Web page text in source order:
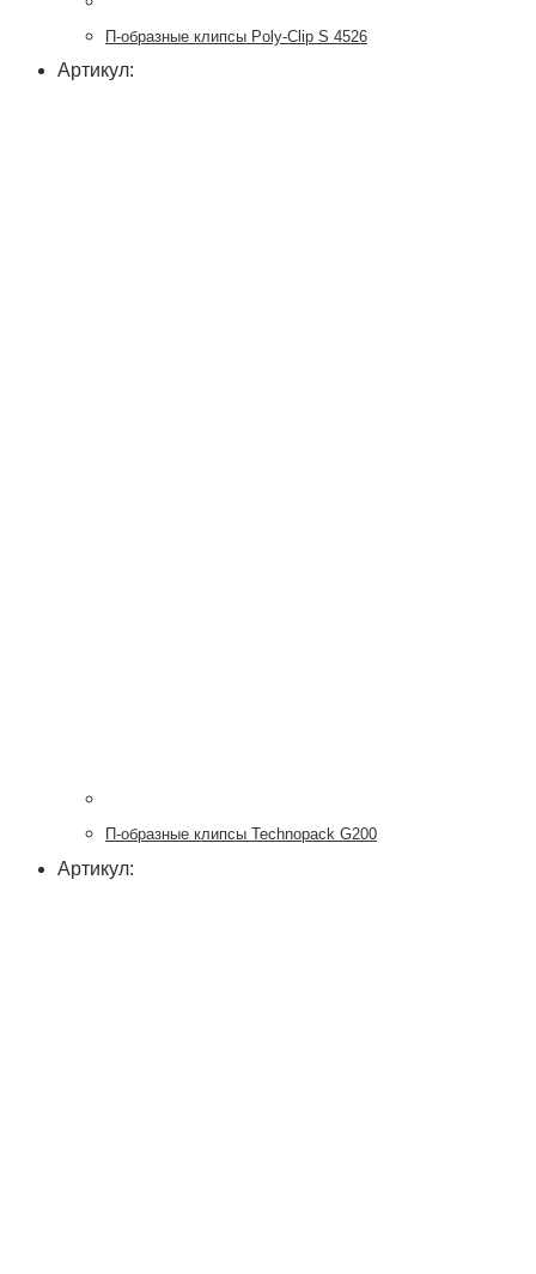
П-образные клипсы Poly-Clip S 4526
Артикул:
П-образные клипсы Technopack G200
Артикул: